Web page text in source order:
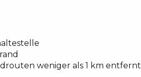
weniger als 1 km entfernt